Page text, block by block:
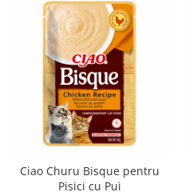
Ciao Churu Bisque pentru
Pisici cu Pui